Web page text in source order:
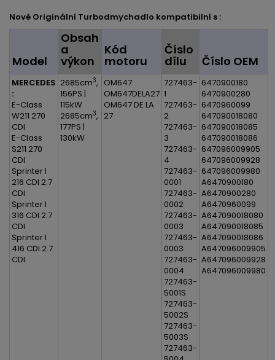
Nové Originální Turbodmychadlo kompatibilní s :
Model
Obsah
a
výkon
Kód
motoru
Číslo
dílu Číslo OEM
MERCEDES
:
E-Class
W211 270
CDI
E-Class
S211 270
CDI
Sprinter I
216 CDI 2.7
CDI
Sprinter I
316 CDI 2.7
CDI
Sprinter I
416 CDI 2.7
CDI
2685cm3,
156PS |
115kW
2685cm3,
177PS |
130kW
OM647
OM647DELA27
OM647 DE LA
27
727463-
1
727463-
2
727463-
3
727463-
4
727463-
0001
727463-
0002
727463-
0003
727463-
0003
727463-
0004
727463-
5001S
727463-
5002S
727463-
5003S
727463-
6470900180
6470900280
6470960099
647090018080
647090018085
647090018086
647096009905
647096009928
647096009980
A6470900180
A6470900280
A6470960099
A647090018080
A647090018085
A647090018086
A647096009905
A647096009928
A647096009980